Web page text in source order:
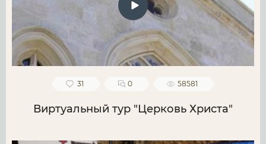
31 0 58581
Виртуальный тур "Церковь Христа"